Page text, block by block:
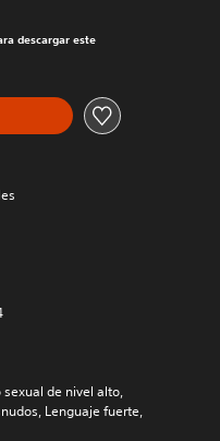
original de US$29.99
descargar este
sexual de nivel alto,
Lenguaje fuerte,